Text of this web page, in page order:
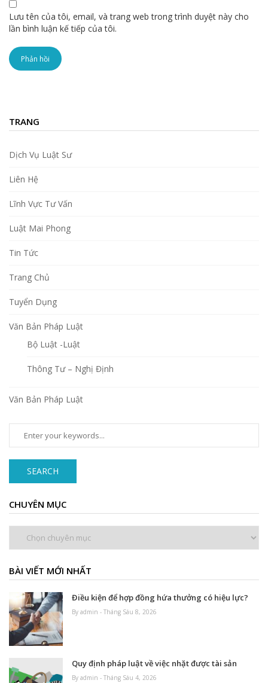
Lưu tên của tôi, email, và trang web trong trình duyệt này cho
lần bình luận kế tiếp của tôi.
TRANG
Dịch Vụ Luật Sư
Liên Hệ
Lĩnh Vực Tư Vấn
Luật Mai Phong
Tin Tức
Trang Chủ
Tuyển Dụng
Văn Bản Pháp Luật
Bộ Luật -Luật
Thông Tư – Nghị Định
Văn Bản Pháp Luật
SEARCH
CHUYÊN MỤC
BÀI VIẾT MỚI NHẤT
Điều kiện để hợp đồng hứa thưởng có hiệu lực?
By admin - Tháng Sáu 8, 2026
Quy định pháp luật về việc nhặt được tài sản
By admin - Tháng Sáu 4, 2026